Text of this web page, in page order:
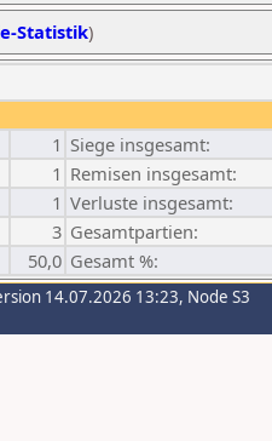
Statistik)
1 Siege insgesamt:
1 Remisen insgesamt:
1 Verluste insgesamt:
3 Gesamtpartien:
50,0 Gesamt %:
14.07.2026 13:23, Node S3